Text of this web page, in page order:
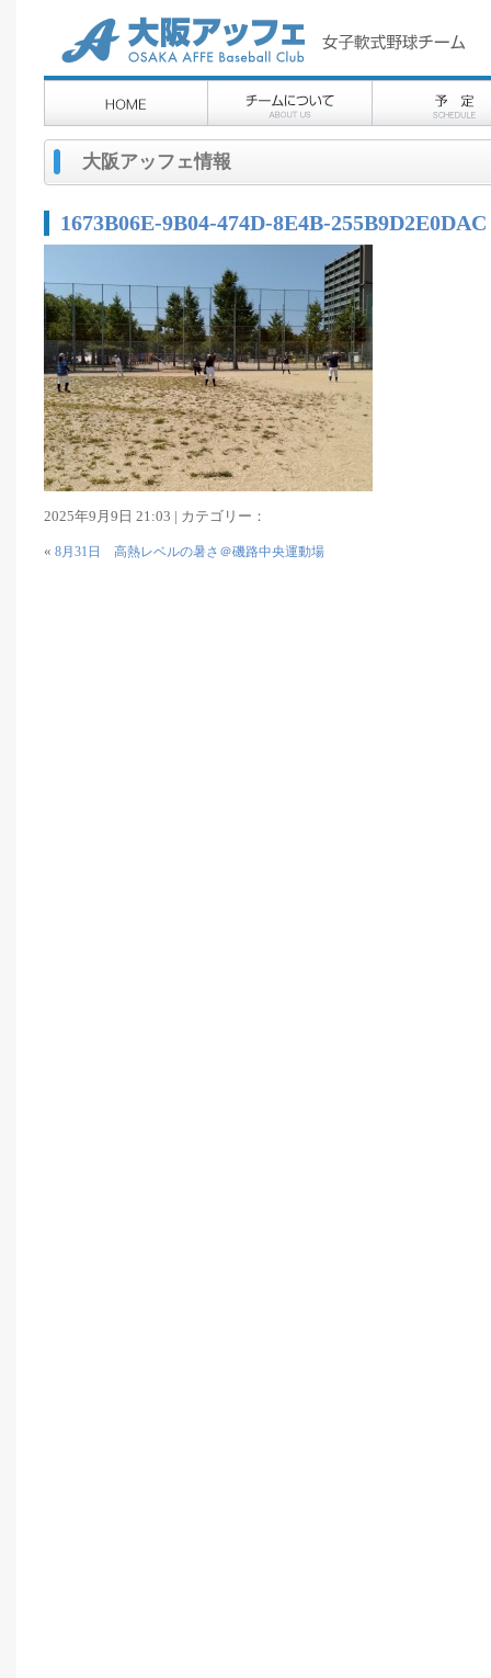
大阪アッフェ情報
1673B06E-9B04-474D-8E4B-255B9D2E0DAC
2025年9月9日 21:03 | カテゴリー：
« 8月31日 高熱レベルの暑さ＠磯路中央運動場